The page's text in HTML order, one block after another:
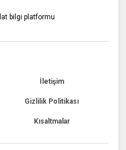
bilgi platformu
İletişim
Gizlilik Politikası
Kısaltmalar